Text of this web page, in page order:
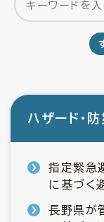
ハザード・
指定緊急
に基づく
長野県が